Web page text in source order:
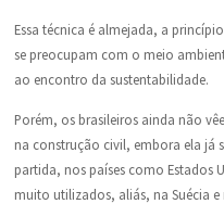
Essa técnica é almejada, a
se preocupam com o meio
ao encontro da sustentabilidade.
Porém, os brasileiros ainda não
na construção civil, embora ela já
partida, nos países como Estados
muito utilizados, aliás, na Suécia